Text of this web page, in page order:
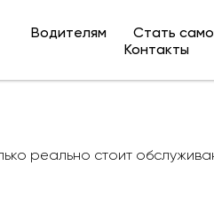
Водителям Стать
Контакты
реально стоит